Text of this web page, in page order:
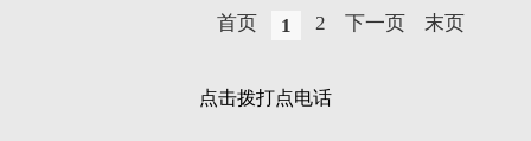
首页 1 2 下一页 末页
点击拨打点电话